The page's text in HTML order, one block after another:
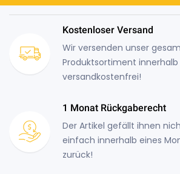
Kostenloser Versand
Wir versenden unser
Produktsortiment
versandkostenfrei!
1 Monat Rückgaberecht
Der Artikel gefällt ihnen
einfach innerhalb eines
zurück!